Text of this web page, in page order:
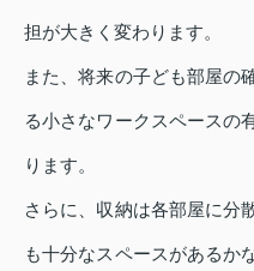
担が大きく変わります。
また、将来の子ども部屋の
る小さなワークスペースの
ります。
さらに、収納は各部屋に分
も十分なスペースがあるか